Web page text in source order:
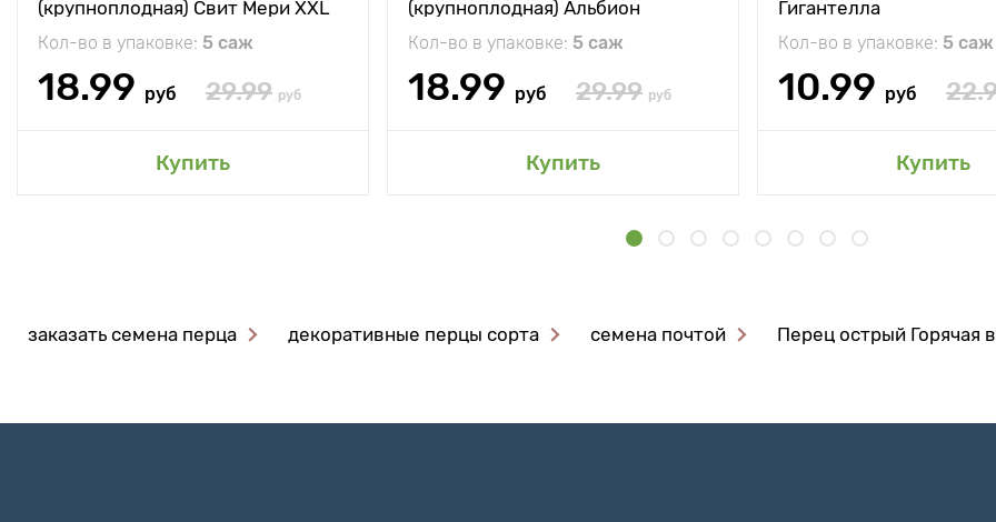
(крупноплодная) Свит Мери XXL
Кол-во в упаковке: 5 саж
18.99 руб 29.99 руб
Купить
(крупноплодная) Альбион
Кол-во в упаковке: 5 саж
18.99 руб 29.99 руб
Купить
Гигантелла
Кол-во в упаковке: 5 саж
10.99 руб
Купить
заказать семена перца декоративные перцы сорта семена почтой Перец острый Горячая